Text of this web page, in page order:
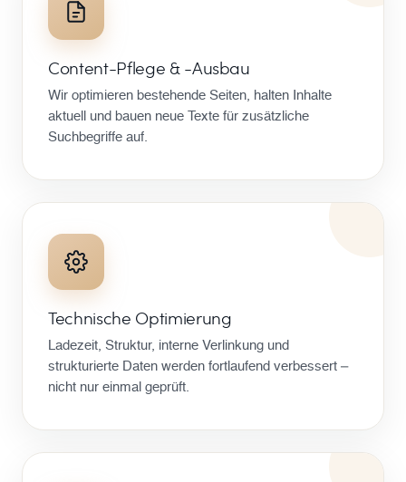
Content-Pflege & -Ausbau
Wir optimieren bestehende Seiten, halten Inhalte
aktuell und bauen neue Texte für zusätzliche
Suchbegriffe auf.
Technische Optimierung
Ladezeit, Struktur, interne Verlinkung und
strukturierte Daten werden fortlaufend verbessert –
nicht nur einmal geprüft.